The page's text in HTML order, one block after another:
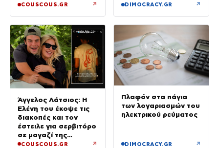
COUSCOUS.GR ↗ DIMOCRACY.GR ↗
Άγγελος Λάτσιος: Η
Ελένη του έκοψε τις
διακοπές και τον
έστειλε για σερβιτόρο
σε μαγαζί της
Πεντέλης – Εκεί θα
COUSCOUS.GR ↗
Πλαφόν στα πάγια
των λογαριασμών του
ηλεκτρικού ρεύματος
DIMOCRACY.GR ↗